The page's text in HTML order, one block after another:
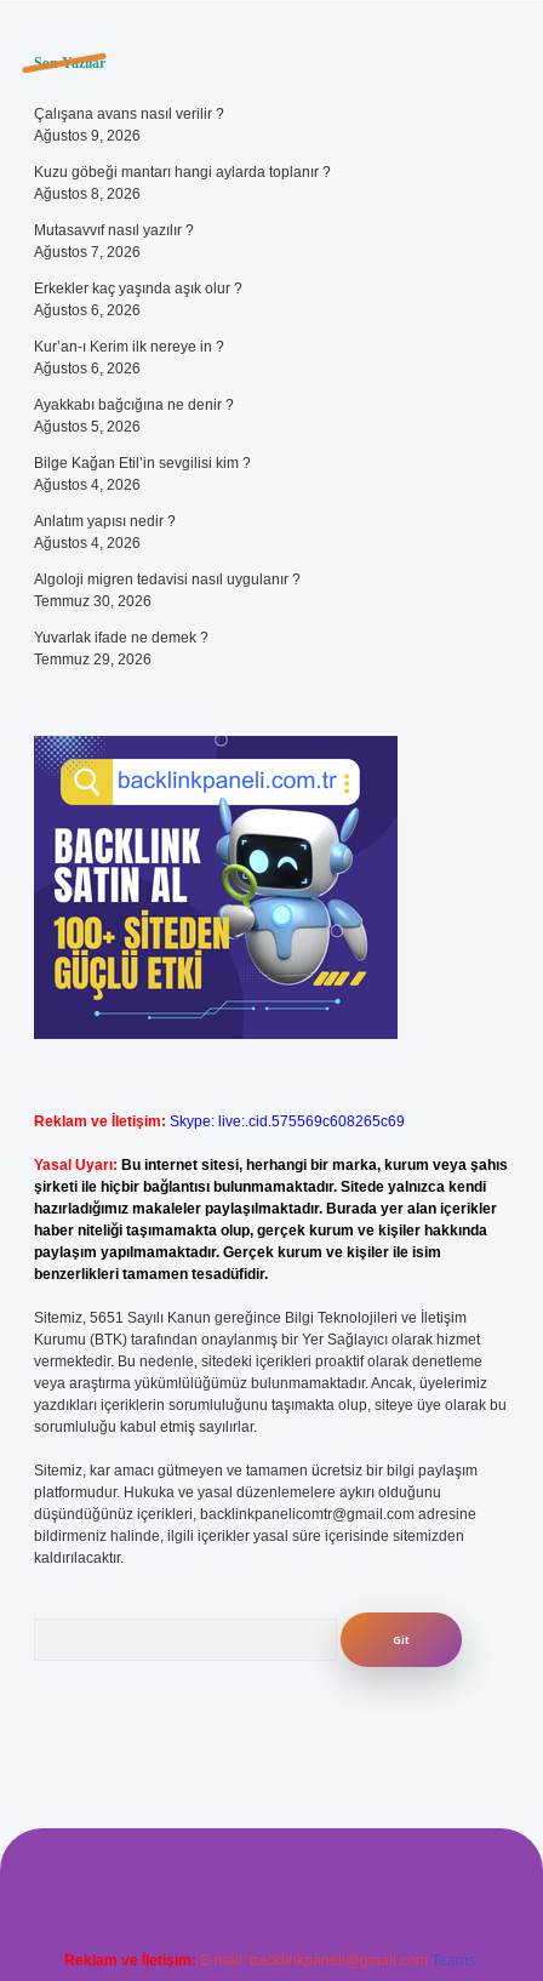
Sidebar
Son Yazılar
Çalışana avans nasıl verilir ?
Ağustos 9, 2026
Kuzu göbeği mantarı hangi aylarda toplanır ?
Ağustos 8, 2026
Mutasavvıf nasıl yazılır ?
Ağustos 7, 2026
Erkekler kaç yaşında aşık olur ?
Ağustos 6, 2026
Kur’an-ı Kerim ilk nereye in ?
Ağustos 6, 2026
Ayakkabı bağcığına ne denir ?
Ağustos 5, 2026
Bilge Kağan Etil’in sevgilisi kim ?
Ağustos 4, 2026
Anlatım yapısı nedir ?
Ağustos 4, 2026
Algoloji migren tedavisi nasıl uygulanır ?
Temmuz 30, 2026
Yuvarlak ifade ne demek ?
Temmuz 29, 2026
Reklam ve İletişim: Skype: live:.cid.575569c608265c69
Yasal Uyarı: Bu internet sitesi, herhangi bir marka, kurum veya şahıs
şirketi ile hiçbir bağlantısı bulunmamaktadır. Sitede yalnızca kendi
hazırladığımız makaleler paylaşılmaktadır. Burada yer alan içerikler
haber niteliği taşımamakta olup, gerçek kurum ve kişiler hakkında
paylaşım yapılmamaktadır. Gerçek kurum ve kişiler ile isim
benzerlikleri tamamen tesadüfidir.
Sitemiz, 5651 Sayılı Kanun gereğince Bilgi Teknolojileri ve İletişim
Kurumu (BTK) tarafından onaylanmış bir Yer Sağlayıcı olarak hizmet
vermektedir. Bu nedenle, sitedeki içerikleri proaktif olarak denetleme
veya araştırma yükümlülüğümüz bulunmamaktadır. Ancak, üyelerimiz
yazdıkları içeriklerin sorumluluğunu taşımakta olup, siteye üye olarak bu
sorumluluğu kabul etmiş sayılırlar.
Sitemiz, kar amacı gütmeyen ve tamamen ücretsiz bir bilgi paylaşım
platformudur. Hukuka ve yasal düzenlemelere aykırı olduğunu
düşündüğünüz içerikleri, backlinkpanelicomtr@gmail.com adresine
bildirmeniz halinde, ilgili içerikler yasal süre içerisinde sitemizden
kaldırılacaktır.
giris.com/
Reklam ve İletişim: E-mail: backlinkpaneli@gmail.com Teams: